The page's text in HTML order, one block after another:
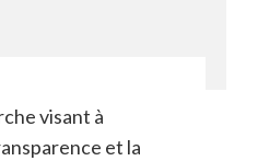
visant à
et la